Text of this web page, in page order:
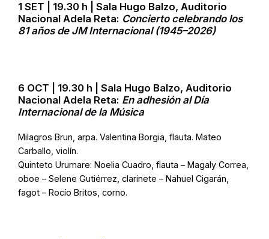
1 SET | 19.30 h | Sala Hugo Balzo, Auditorio
Nacional Adela Reta: Concierto celebrando los
81 años de JM Internacional (1945–2026)
6 OCT | 19.30 h | Sala Hugo Balzo, Auditorio
Nacional Adela Reta: En adhesión al Día
Internacional de la Música
Milagros Brun, arpa. Valentina Borgia, flauta. Mateo
Carballo, violín.
Quinteto Urumare: Noelia Cuadro, flauta – Magaly Correa,
oboe – Selene Gutiérrez, clarinete – Nahuel Cigarán,
fagot – Rocío Britos, corno.